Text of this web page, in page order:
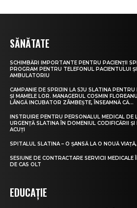
SĂNĂTATE
SCHIMBĂRI IMPORTANTE PENTRU PACIENȚII
PROGRAM PENTRU TELEFONUL PACIENTULUI
AMBULATORIU
CAMPANIE DE SPRIJIN LA SJU SLATINA PENTRU
ȘI MAMELE LOR. MANAGERUL COSMIN
LÂNGĂ INCUBATOR ZÂMBEȘTE, ÎNSEAMNĂ CĂ...
INSTRUIRE PENTRU PERSONALUL MEDICAL DE
URGENȚĂ SLATINA ÎN DOMENIUL CODIFICĂRII
ACUȚI
SPITALUL SLATINA – O ȘANSĂ LA O NOUĂ
SESIUNE DE CONTRACTARE SERVICII
DE CAS OLT
EDUCAȚIE